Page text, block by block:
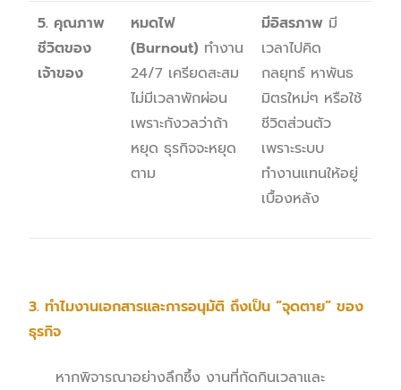
5. คุณภาพ
ชีวิตของ
เจ้าของ
หมดไฟ
(Burnout) ทำงาน
24/7 เครียดสะสม
ไม่มีเวลาพักผ่อน
เพราะกังวลว่าถ้า
หยุด ธุรกิจจะหยุด
ตาม
มีอิสรภาพ มี
เวลาไปคิด
กลยุทธ์ หาพันธ
มิตรใหม่ๆ หรือใช้
ชีวิตส่วนตัว
เพราะระบบ
ทำงานแทนให้อยู่
เบื้องหลัง
3. ทำไมงานเอกสารและการอนุมัติ ถึงเป็น “จุดตาย” ของ
ธุรกิจ
หากพิจารณาอย่างลึกซึ้ง งานที่กัดกินเวลาและ